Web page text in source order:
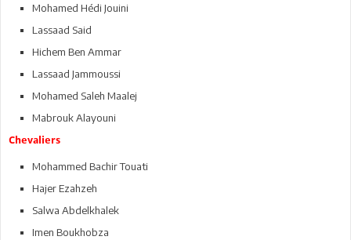
Mohamed Hédi Jouini
Lassaad Said
Hichem Ben Ammar
Lassaad Jammoussi
Mohamed Saleh Maalej
Mabrouk Alayouni
Chevaliers
Mohammed Bachir Touati
Hajer Ezahzeh
Salwa Abdelkhalek
Imen Boukhobza